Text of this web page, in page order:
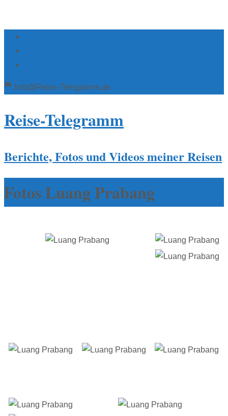
Info@Reise-Telegramm.de
Reise-Telegramm
Berichte, Fotos und Videos meiner Reisen
Fotos Luang Prabang